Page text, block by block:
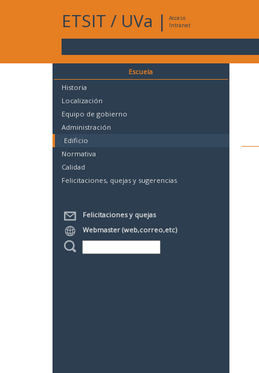
ETSIT / UVa |
Acceso
Intranet
Escuela
Historia
Localización
Equipo de gobierno
Administración
Edificio
Normativa
Calidad
Felicitaciones, quejas y sugerencias
Felicitaciones y quejas
Webmaster (web,correo,etc)